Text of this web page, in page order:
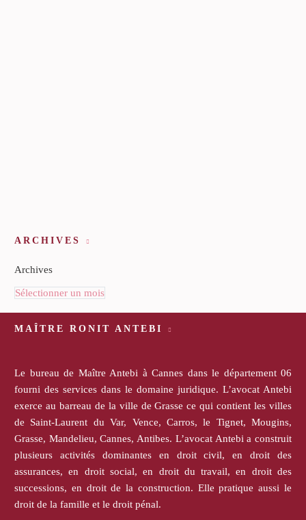
ARCHIVES
Archives
Sélectionner un mois
MAÎTRE RONIT ANTEBI
Le bureau de Maître Antebi à Cannes dans le département 06
fourni des services dans le domaine juridique. L’avocat Antebi
exerce au barreau de la ville de Grasse ce qui contient les villes
de Saint-Laurent du Var, Vence, Carros, le Tignet, Mougins,
Grasse, Mandelieu, Cannes, Antibes. L’avocat Antebi a construit
plusieurs activités dominantes en droit civil, en droit des
assurances, en droit social, en droit du travail, en droit des
successions, en droit de la construction. Elle pratique aussi le
droit de la famille et le droit pénal.